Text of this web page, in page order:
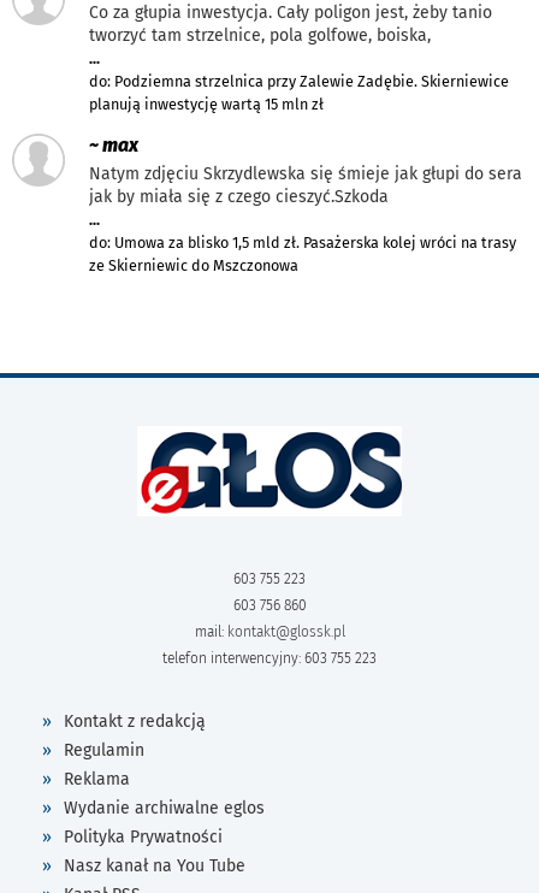
Co za głupia inwestycja. Cały poligon jest, żeby tanio
tworzyć tam strzelnice, pola golfowe, boiska,
...
do: Podziemna strzelnica przy Zalewie Zadębie. Skierniewice
planują inwestycję wartą 15 mln zł
~ max
Natym zdjęciu Skrzydlewska się śmieje jak głupi do sera
jak by miała się z czego cieszyć.Szkoda
...
do: Umowa za blisko 1,5 mld zł. Pasażerska kolej wróci na trasy
ze Skierniewic do Mszczonowa
603 755 223
603 756 860
mail: kontakt@glossk.pl
telefon interwencyjny: 603 755 223
Kontakt z redakcją
Regulamin
Reklama
Wydanie archiwalne eglos
Polityka Prywatności
Nasz kanał na You Tube